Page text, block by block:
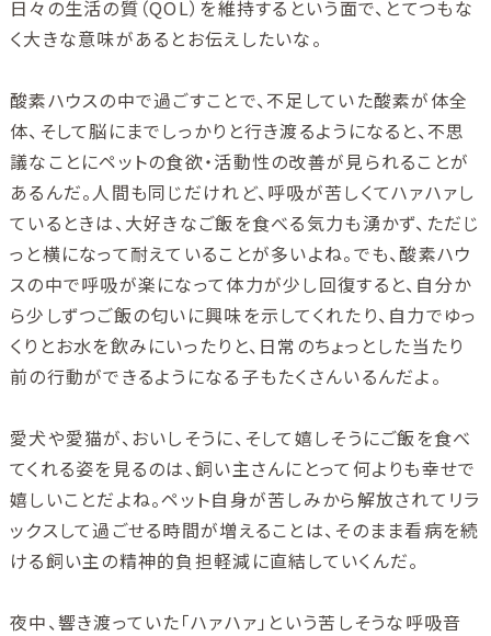
日々の生活の質（QOL）を維持するという面で、とてつもな
く大きな意味があるとお伝えしたいな。
酸素ハウスの中で過ごすことで、不足していた酸素が体全
体、そして脳にまでしっかりと行き渡るようになると、不思
議なことにペットの食欲・活動性の改善が見られることが
あるんだ。人間も同じだけれど、呼吸が苦しくてハァハァし
ているときは、大好きなご飯を食べる気力も湧かず、ただじ
っと横になって耐えていることが多いよね。でも、酸素ハウ
スの中で呼吸が楽になって体力が少し回復すると、自分か
ら少しずつご飯の匂いに興味を示してくれたり、自力でゆっ
くりとお水を飲みにいったりと、日常のちょっとした当たり
前の行動ができるようになる子もたくさんいるんだよ。
愛犬や愛猫が、おいしそうに、そして嬉しそうにご飯を食べ
てくれる姿を見るのは、飼い主さんにとって何よりも幸せで
嬉しいことだよね。ペット自身が苦しみから解放されてリラ
ックスして過ごせる時間が増えることは、そのまま看病を続
ける飼い主の精神的負担軽減に直結していくんだ。
夜中、響き渡っていた「ハァハァ」という苦しそうな呼吸音